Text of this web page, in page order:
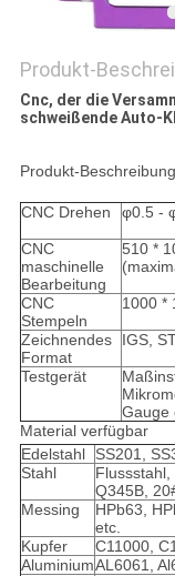
Produkt-
Cnc, der die
schweißende Auto-
Produkt-
CNC Drehen φ0.5 -
CNC
maschinelle
Bearbeitung
510 *
CNC
Stempeln
1000 *
Zeichnendes
Format
IGS,
Testgerät
Gauge
Material verfügbar
Edelstahl
SS201,
Stahl
Q345B,
Messing
HPb63,
etc.
Kupfer
C11000,
AluminiumAL6061,